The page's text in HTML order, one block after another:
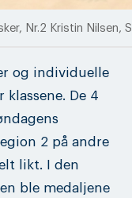
Nr.2 Kristin
og individuelle
De 4
2 på andre
likt. I den
ble medaljene